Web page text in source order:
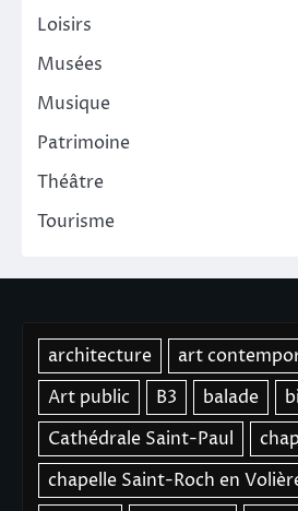
Loisirs
Musées
Musique
Patrimoine
Théâtre
Tourisme